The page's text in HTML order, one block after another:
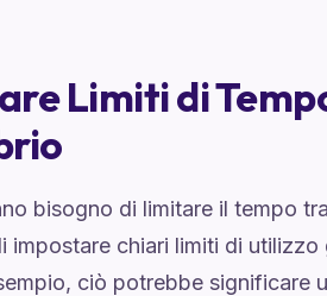
Limiti di
bisogno di limitare il tempo
impostare chiari limiti di
ciò potrebbe significare